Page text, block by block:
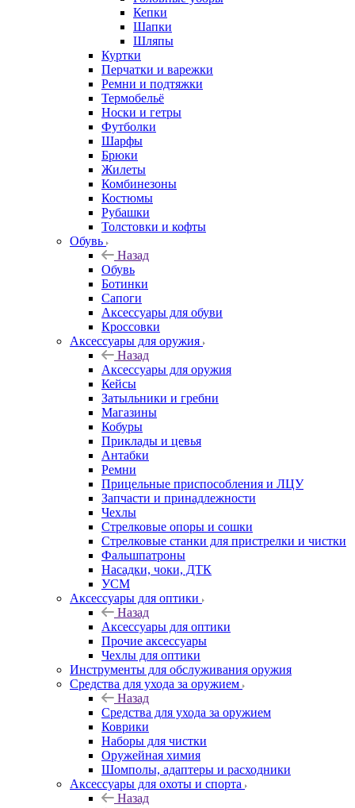
Кепки
Шапки
Шляпы
Куртки
Перчатки и варежки
Ремни и подтяжки
Термобельё
Носки и гетры
Футболки
Шарфы
Брюки
Жилеты
Комбинезоны
Костюмы
Рубашки
Толстовки и кофты
Обувь
Назад
Обувь
Ботинки
Сапоги
Аксессуары для обуви
Кроссовки
Аксессуары для оружия
Назад
Аксессуары для оружия
Кейсы
Затыльники и гребни
Магазины
Кобуры
Приклады и цевья
Антабки
Ремни
Прицельные приспособления и ЛЦУ
Запчасти и принадлежности
Чехлы
Стрелковые опоры и сошки
Стрелковые станки для пристрелки и чистки
Фальшпатроны
Насадки, чоки, ДТК
УСМ
Аксессуары для оптики
Назад
Аксессуары для оптики
Прочие аксессуары
Чехлы для оптики
Инструменты для обслуживания оружия
Средства для ухода за оружием
Назад
Средства для ухода за оружием
Коврики
Наборы для чистки
Оружейная химия
Шомполы, адаптеры и расходники
Аксессуары для охоты и спорта
Назад